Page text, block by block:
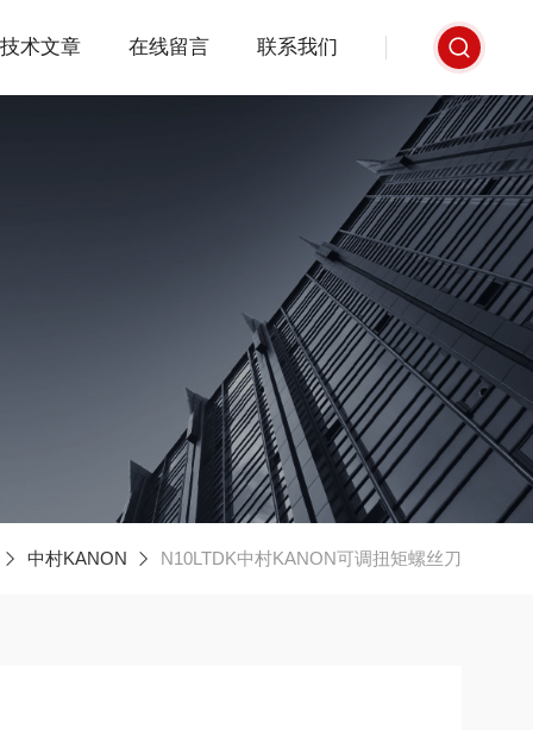
技术文章 在线留言 联系我们
中村KANON N10LTDK中村KANON可调扭矩螺丝刀